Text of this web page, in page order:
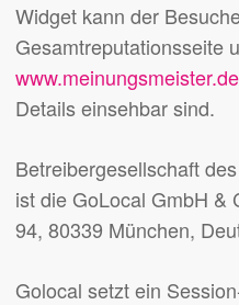
Widget kann der
Gesamtreputationsseite
www.meinungsmeister.de
Details einsehbar sind.
Betreibergesellschaft
ist die GoLocal GmbH &
94, 80339 München,
Golocal setzt ein